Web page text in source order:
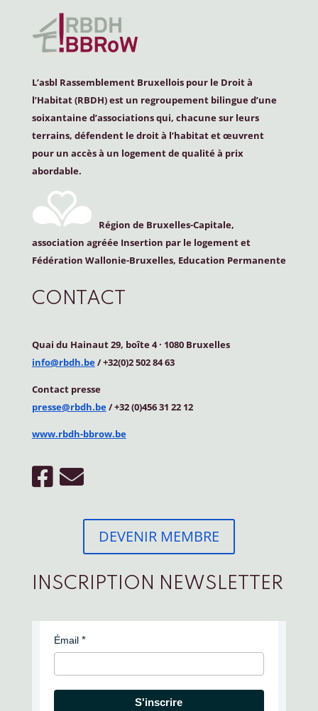
L’asbl Rassemblement Bruxellois pour le Droit à
l’Habitat (RBDH) est un regroupement bilingue d’une
soixantaine d’associations qui, chacune sur leurs
terrains, défendent le droit à l’habitat et œuvrent
pour un accès à un logement de qualité à prix
abordable.
Région de Bruxelles-Capitale,
association agréée Insertion par le logement et
Fédération Wallonie-Bruxelles, Education Permanente
CONTACT
Quai du Hainaut 29, boîte 4· 1080 Bruxelles
info@rbdh.be/ +32(0)2 502 84 63
Contact presse
presse@rbdh.be/ +32 (0)456 31 22 12
www.rbdh-bbrow.be
DEVENIR MEMBRE
INSCRIPTION NEWSLETTER
Émail
S'inscrire